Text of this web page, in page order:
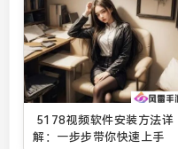
5178视频软件安装方法详
解：一步步带你快速上手